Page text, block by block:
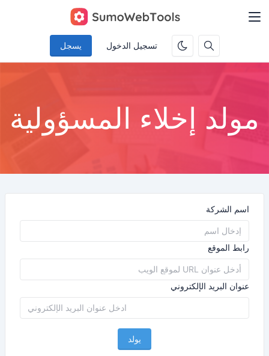
تسجيل الدخول يسجل
مولد إخلاء المسؤولية
اسم الشركة
رابط الموقع
عنوان البريد الإلكتروني
يولد